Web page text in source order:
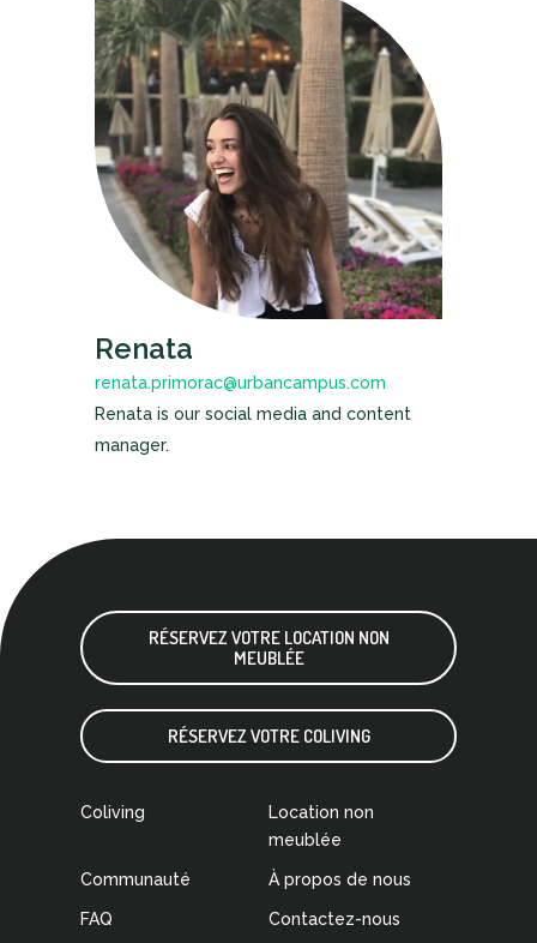
Renata
renata.primorac@urbancampus.com
Renata is our social media and content
manager.
RÉSERVEZ VOTRE LOCATION NON
MEUBLÉE
RÉSERVEZ VOTRE COLIVING
Coliving
Location non
meublée
Communauté À propos de nous
FAQ Contactez-nous